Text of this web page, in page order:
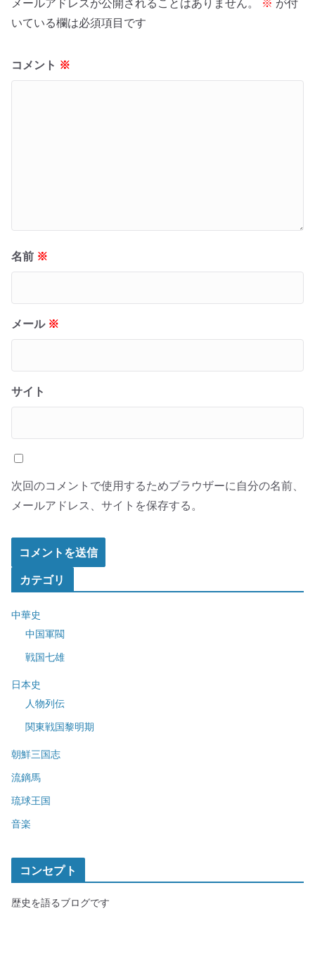
いている欄は必須項目です
コメント ※
名前 ※
メール ※
サイト
次回のコメントで使用するためブラウザーに自分の名前、
メールアドレス、サイトを保存する。
カテゴリ
中華史
中国軍閥
戦国七雄
日本史
人物列伝
関東戦国黎明期
朝鮮三国志
流鏑馬
琉球王国
音楽
コンセプト
歴史を語るブログです